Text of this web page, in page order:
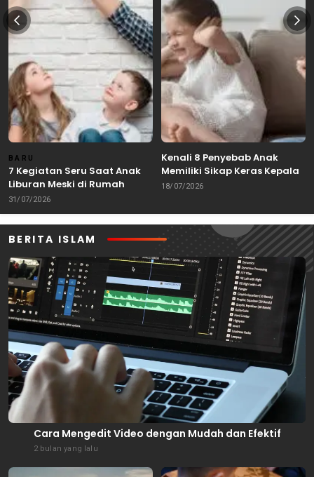
BARU
7 Kegiatan Seru Saat Anak
Liburan Meski di Rumah
31/07/2026
Kenali 8 Penyebab Anak
Memiliki Sikap Keras Kepala
18/07/2026
BERITA ISLAM
Cara Mengedit Video dengan Mudah dan Efektif
2 bulan yang lalu